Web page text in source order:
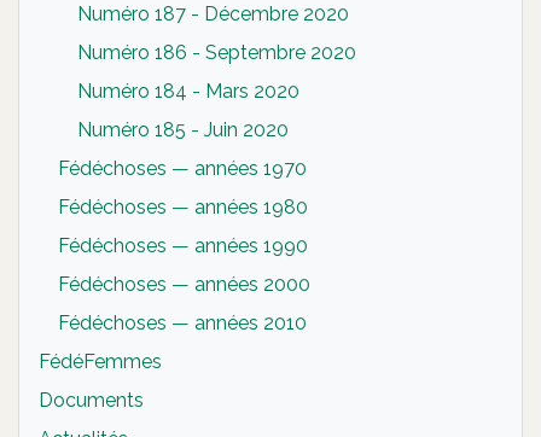
Numéro 187 - Décembre 2020
Numéro 186 - Septembre 2020
Numéro 184 - Mars 2020
Numéro 185 - Juin 2020
Fédéchoses — années 1970
Fédéchoses — années 1980
Fédéchoses — années 1990
Fédéchoses — années 2000
Fédéchoses — années 2010
FédéFemmes
Documents